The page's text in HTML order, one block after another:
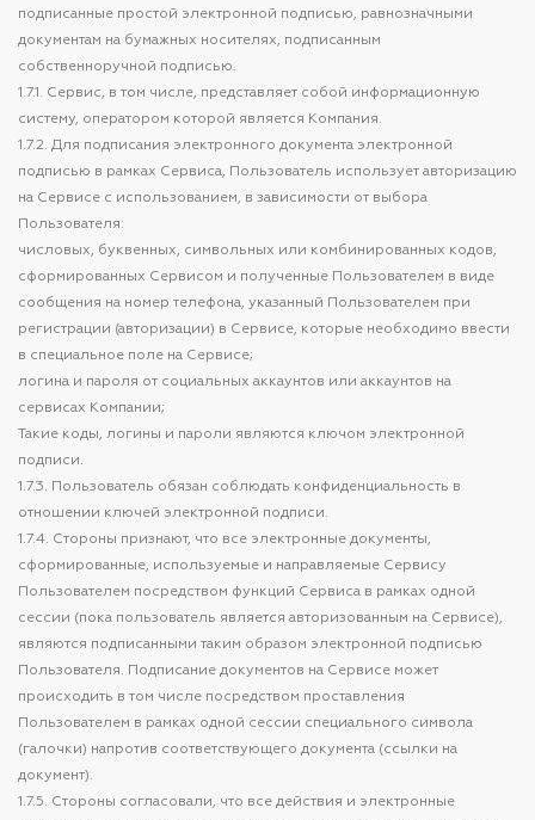
подписанные простой электронной подписью, равнозначными
документам на бумажных носителях, подписанным
собственноручной подписью.
1.7.1. Сервис, в том числе, представляет собой информационную
систему, оператором которой является Компания.
1.7.2. Для подписания электронного документа электронной
подписью в рамках Сервиса, Пользователь использует авторизацию
на Сервисе с использованием, в зависимости от выбора
Пользователя:
числовых, буквенных, символьных или комбинированных кодов,
сформированных Сервисом и полученные Пользователем в виде
сообщения на номер телефона, указанный Пользователем при
регистрации (авторизации) в Сервисе, которые необходимо ввести
в специальное поле на Сервисе;
логина и пароля от социальных аккаунтов или аккаунтов на
сервисах Компании;
Такие коды, логины и пароли являются ключом электронной
подписи.
1.7.3. Пользователь обязан соблюдать конфиденциальность в
отношении ключей электронной подписи.
1.7.4. Стороны признают, что все электронные документы,
сформированные, используемые и направляемые Сервису
Пользователем посредством функций Сервиса в рамках одной
сессии (пока пользователь является авторизованным на Сервисе),
являются подписанными таким образом электронной подписью
Пользователя. Подписание документов на Сервисе может
происходить в том числе посредством проставления
Пользователем в рамках одной сессии специального символа
(галочки) напротив соответствующего документа (ссылки на
документ).
1.7.5. Стороны согласовали, что все действия и электронные